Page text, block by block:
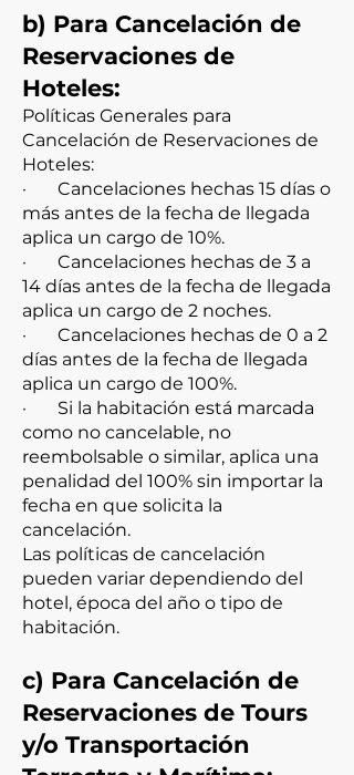
b) Para Cancelación de
Reservaciones de
Hoteles:
Políticas Generales para
Cancelación de Reservaciones de
Hoteles:
· Cancelaciones hechas 15 días o
más antes de la fecha de llegada
aplica un cargo de 10%.
· Cancelaciones hechas de 3 a
14 días antes de la fecha de llegada
aplica un cargo de 2 noches.
· Cancelaciones hechas de 0 a 2
días antes de la fecha de llegada
aplica un cargo de 100%.
· Si la habitación está marcada
como no cancelable, no
reembolsable o similar, aplica una
penalidad del 100% sin importar la
fecha en que solicita la
cancelación.
Las políticas de cancelación
pueden variar dependiendo del
hotel, época del año o tipo de
habitación.
c) Para Cancelación de
Reservaciones de Tours
y/o Transportación